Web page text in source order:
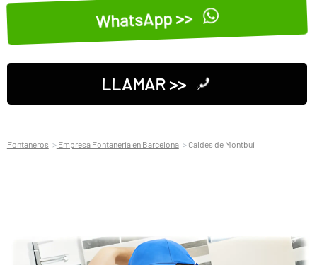
WhatsApp >>
LLAMAR >>
Fontaneros Empresa Fontaneria en Barcelona Caldes de Montbui